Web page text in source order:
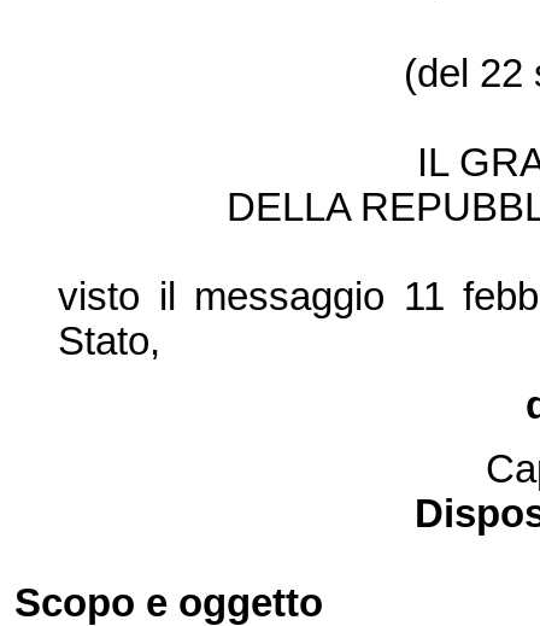
(del 22
IL
DELLA
visto il messaggio 11
Stato,
Scopo e oggetto